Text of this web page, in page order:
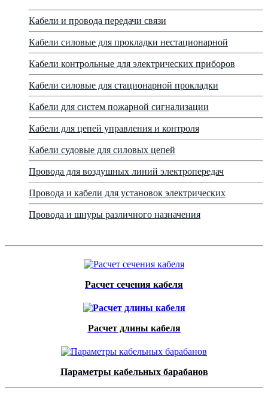
Кабели и провода передачи связи
Кабели силовые для прокладки нестационарной
Кабели контрольные для электрических приборов
Кабели силовые для стационарной прокладки
Кабели для систем пожарной сигнализации
Кабели для цепей управления и контроля
Кабели судовые для силовых цепей
Провода для воздушных линий электропередач
Провода и кабели для установок электрических
Провода и шнуры различного назначения
Расчет сечения кабеля
Расчет длины кабеля
Параметры кабельных барабанов